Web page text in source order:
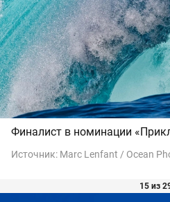
Финалист в номинации
Источник: Marc Lenfant / Ocean
15 из